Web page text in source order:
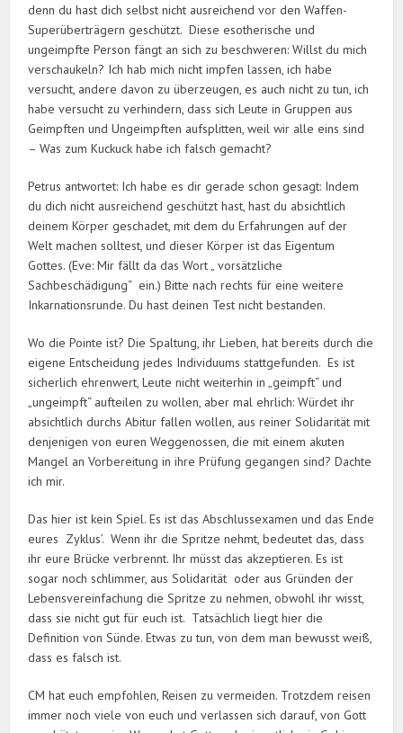
denn du hast dich selbst nicht ausreichend vor den Waffen-
Superüberträgern geschützt. Diese esotherische und
ungeimpfte Person fängt an sich zu beschweren: Willst du mich
verschaukeln? Ich hab mich nicht impfen lassen, ich habe
versucht, andere davon zu überzeugen, es auch nicht zu tun, ich
habe versucht zu verhindern, dass sich Leute in Gruppen aus
Geimpften und Ungeimpften aufsplitten, weil wir alle eins sind
– Was zum Kuckuck habe ich falsch gemacht?
Petrus antwortet: Ich habe es dir gerade schon gesagt: Indem
du dich nicht ausreichend geschützt hast, hast du absichtlich
deinem Körper geschadet, mit dem du Erfahrungen auf der
Welt machen solltest, und dieser Körper ist das Eigentum
Gottes. (Eve: Mir fällt da das Wort „ vorsätzliche
Sachbeschädigung“ ein.) Bitte nach rechts für eine weitere
Inkarnationsrunde. Du hast deinen Test nicht bestanden.
Wo die Pointe ist? Die Spaltung, ihr Lieben, hat bereits durch die
eigene Entscheidung jedes Individuums stattgefunden. Es ist
sicherlich ehrenwert, Leute nicht weiterhin in „geimpft“ und
„ungeimpft“ aufteilen zu wollen, aber mal ehrlich: Würdet ihr
absichtlich durchs Abitur fallen wollen, aus reiner Solidarität mit
denjenigen von euren Weggenossen, die mit einem akuten
Mangel an Vorbereitung in ihre Prüfung gegangen sind? Dachte
ich mir.
Das hier ist kein Spiel. Es ist das Abschlussexamen und das Ende
eures Zyklus’. Wenn ihr die Spritze nehmt, bedeutet das, dass
ihr eure Brücke verbrennt. Ihr müsst das akzeptieren. Es ist
sogar noch schlimmer, aus Solidarität oder aus Gründen der
Lebensvereinfachung die Spritze zu nehmen, obwohl ihr wisst,
dass sie nicht gut für euch ist. Tatsächlich liegt hier die
Definition von Sünde. Etwas zu tun, von dem man bewusst weiß,
dass es falsch ist.
CM hat euch empfohlen, Reisen zu vermeiden. Trotzdem reisen
immer noch viele von euch und verlassen sich darauf, von Gott